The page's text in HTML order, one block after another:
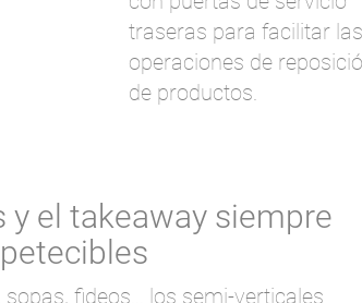
traseras para facilitar las
operaciones de
de productos.
y el takeaway siempre
fideos... los semi-verticales